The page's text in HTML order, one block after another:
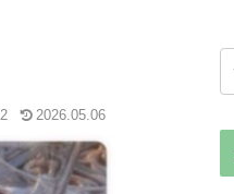
2026.05.06